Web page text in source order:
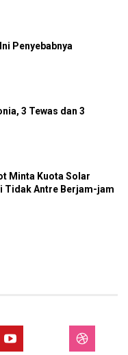
Penyebabnya
3 Tewas dan 3
Minta Kuota Solar
Tidak Antre Berjam-jam